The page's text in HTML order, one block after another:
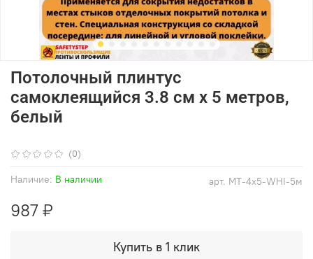
(0)
арт. MT-4x5-WHI-5м
Наличие: В наличии
Потолочный плинтус
самоклеящийся 3.8 см х 5 метров,
белый
987 ₽
Купить в 1 клик